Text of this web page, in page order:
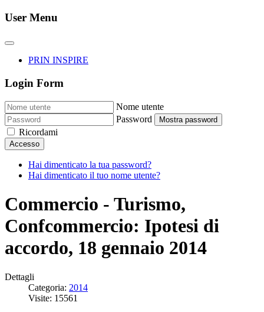
User Menu
PRIN INSPIRE
Login Form
Nome utente
Password
Mostra password
Ricordami
Accesso
Hai dimenticato la tua password?
Hai dimenticato il tuo nome utente?
Commercio - Turismo,
Confcommercio: Ipotesi di
accordo, 18 gennaio 2014
Dettagli
Categoria: 2014
Visite: 15561